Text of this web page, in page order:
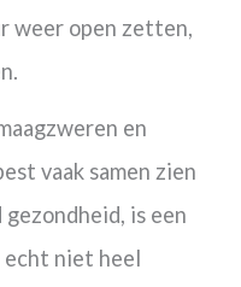
weer open zetten,
en
vaak samen zien
is een
echt niet heel